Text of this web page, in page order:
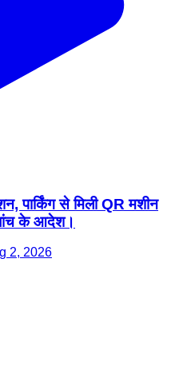
पार्किंग से मिली QR मशीन
के आदेश।
2, 2026